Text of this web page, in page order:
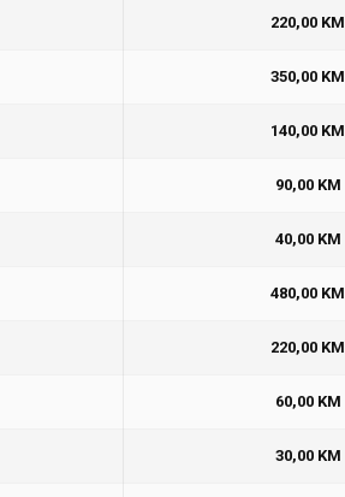
220,00 KM
350,00 KM
140,00 KM
90,00 KM
40,00 KM
480,00 KM
220,00 KM
60,00 KM
30,00 KM